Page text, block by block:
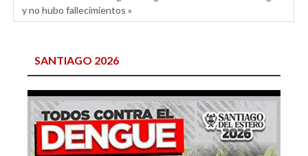
y no hubo fallecimientos »
SANTIAGO 2026